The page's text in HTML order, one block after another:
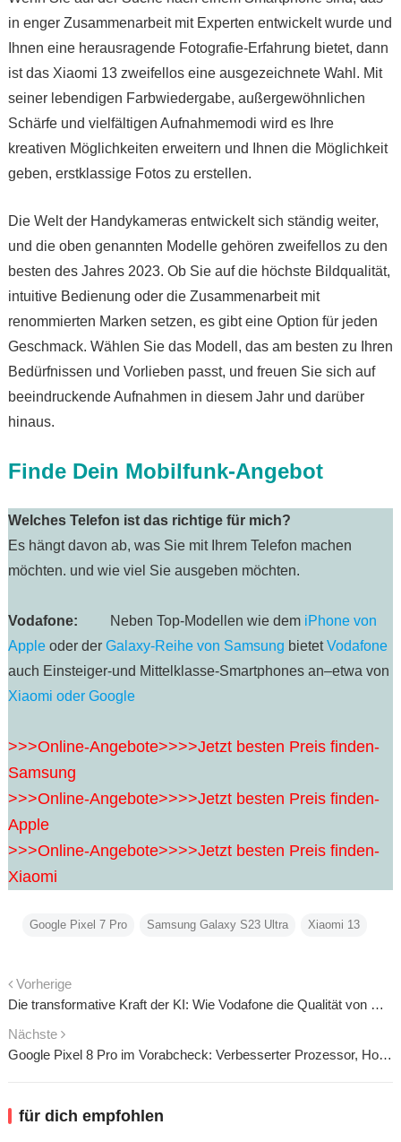
in enger Zusammenarbeit mit Experten entwickelt wurde und
Ihnen eine herausragende Fotografie-Erfahrung bietet, dann
ist das Xiaomi 13 zweifellos eine ausgezeichnete Wahl. Mit
seiner lebendigen Farbwiedergabe, außergewöhnlichen
Schärfe und vielfältigen Aufnahmemodi wird es Ihre
kreativen Möglichkeiten erweitern und Ihnen die Möglichkeit
geben, erstklassige Fotos zu erstellen.
Die Welt der Handykameras entwickelt sich ständig weiter,
und die oben genannten Modelle gehören zweifellos zu den
besten des Jahres 2023. Ob Sie auf die höchste Bildqualität,
intuitive Bedienung oder die Zusammenarbeit mit
renommierten Marken setzen, es gibt eine Option für jeden
Geschmack. Wählen Sie das Modell, das am besten zu Ihren
Bedürfnissen und Vorlieben passt, und freuen Sie sich auf
beeindruckende Aufnahmen in diesem Jahr und darüber
hinaus.
Finde Dein Mobilfunk-Angebot
Welches Telefon ist das richtige für mich?
Es hängt davon ab, was Sie mit Ihrem Telefon machen
möchten. und wie viel Sie ausgeben möchten.
Vodafone: Neben Top-Modellen wie dem iPhone von
Appleoder der Galaxy-Reihe von Samsung bietetVodafone
auch Einsteiger-und Mittelklasse-Smartphones an–etwa von
Xiaomi oder Google
>>>Online-Angebote>>>>Jetzt besten Preis finden-
Samsung
>>>Online-Angebote>>>>Jetzt besten Preis finden-
Apple
>>>Online-Angebote>>>>Jetzt besten Preis finden-
Xiaomi
Google Pixel 7 Pro Samsung Galaxy S23 Ultra Xiaomi 13
Vorherige
Die transformative Kraft der KI: Wie Vodafone die Qualität von Mobilfunk- und Festnetzdiensten revolutioniert
Nächste
Google Pixel 8 Pro im Vorabcheck: Verbesserter Prozessor, Hochleistungskamera und weitere Innovationen
für dich empfohlen